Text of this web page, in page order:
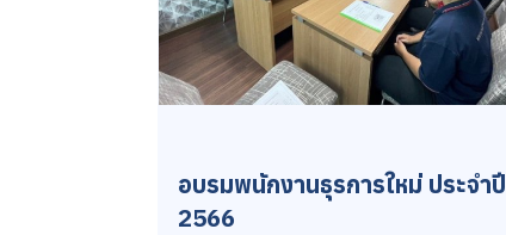
อบรมพนักงานธุรการใหม่ ประจำปี
2566